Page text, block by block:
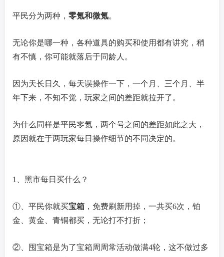
平民分为两种， 零氪和微氪。
无论你是哪一种，各种道具的购买和使用都有讲究，稍
有不慎，你可能就落后于同龄人。
因为天长日久，每天误操作一下，一个月、三个月、半
年下来，不知不觉，玩家之间的差距就拉开了。
为什么同样是平民零氪，两个号之间的差距如此之大，
原因就在于两玩家每日操作细节的不同决定的。
1、黑市每日买什么？
①、平民你就买宝箱 ，免费刷新用掉，一共买6次，铂
金、黄金、青铜都买，无论打不打折；
②、囤宝箱是为了宝箱周周常活动做满4轮，这不做过多